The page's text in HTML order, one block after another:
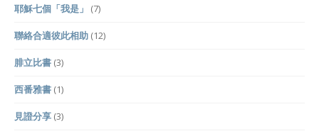
耶穌七個「我是」 (7)
聯絡合適彼此相助 (12)
腓立比書 (3)
西番雅書 (1)
見證分享 (3)